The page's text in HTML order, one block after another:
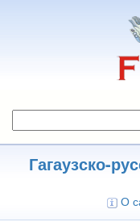
Гагаузско-
О